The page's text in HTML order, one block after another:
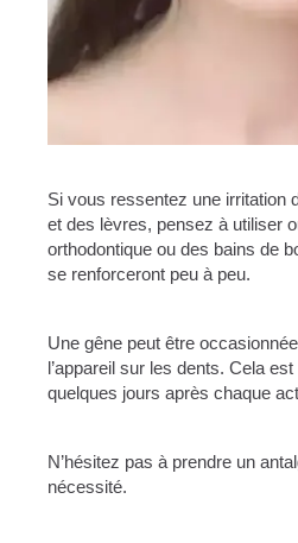
Si vous ressentez une irritation
et des lèvres, pensez à utiliser
orthodontique ou des bains de
se renforceront peu à peu.
Une gêne peut être
l’appareil sur les dents. Cela
quelques jours après chaque
N’hésitez pas à prendre un
nécessité.